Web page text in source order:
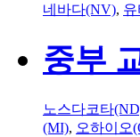
네바다(NV),
중부
노스다코타
(MI), 오하이오